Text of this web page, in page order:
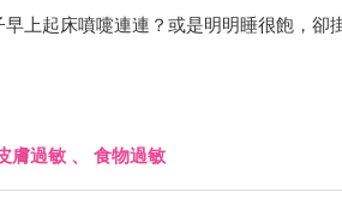
上起床噴嚏連連？或是明明睡很飽，卻
膚過敏 、 食物過敏